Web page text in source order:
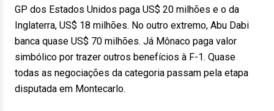
GP dos Estados Unidos paga US$ 20 milhões e o da
Inglaterra, US$ 18 milhões. No outro extremo, Abu Dabi
banca quase US$ 70 milhões. Já Mônaco paga valor
simbólico por trazer outros benefícios à F-1. Quase
todas as negociações da categoria passam pela etapa
disputada em Montecarlo.